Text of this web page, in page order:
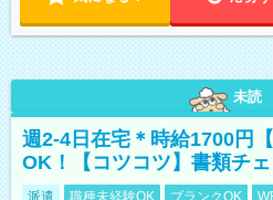
未読
週2-4日在宅＊時給1700円
OK！【コツコツ】書類チ
派遣 職種未経験OK ブランクOK